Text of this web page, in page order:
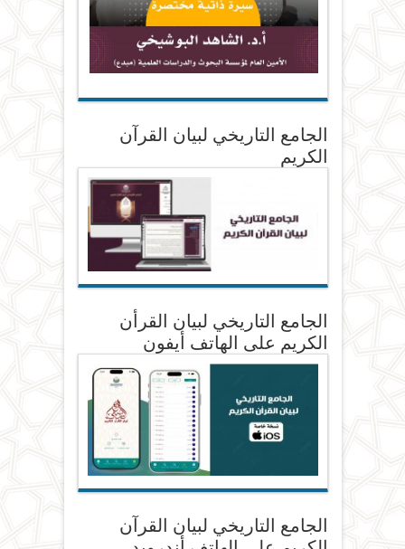
الجامع التاريخي لبيان القرآن
الكريم
الجامع التاريخي لبيان القرأن
الكريم على الهاتف أيفون
الجامع التاريخي لبيان القرآن